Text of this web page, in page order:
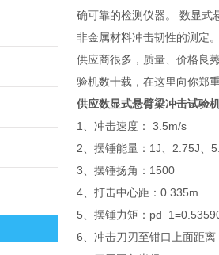
确可靠的检测仪器。 数显式
非金属材料冲击韧性的测定
供应商很多，质量、价格良
验机数十载，在这里向你郑
供应数显式悬臂梁冲击试验
1、冲击速度： 3.5m/s
2、摆锤能量：1J、2.75J、
3、摆锤扬角：1500
4、打击中心距：0.335m
5、摆锤力矩：pd
6、冲击刀刃至钳口上面距